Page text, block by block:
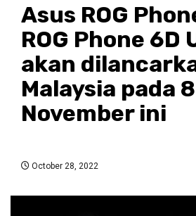
Asus ROG
ROG Phone 6D
akan
Malaysia pada 8
November ini
October 28, 2022